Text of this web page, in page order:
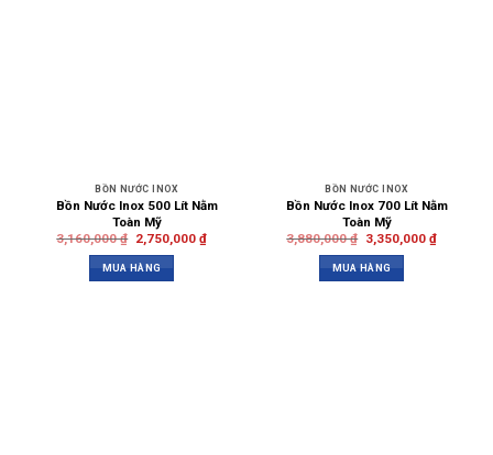
BỒN NƯỚC INOX
Bồn Nước Inox 500 Lít Nằm
Toàn Mỹ
3,160,000₫ 2,750,000 ₫
MUA HÀNG
BỒN NƯỚC INOX
Bồn Nước Inox 700 Lít Nằm
Toàn Mỹ
3,880,000₫ 3,350,000 ₫
MUA HÀNG